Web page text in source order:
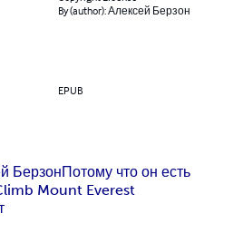
By (author): Алексей Берзон
EPUB
БерзонПотому что он есть
Mount Everest